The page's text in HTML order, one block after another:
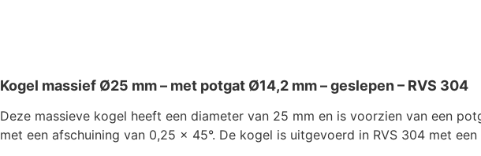
Kogel massief Ø25 mm – met potgat Ø14,2 mm – geslepen – RVS 304
Deze massieve kogel heeft een diameter van 25 mm en is voorzien van een
met een afschuining van 0,25 x 45°. De kogel is uitgevoerd in RVS 304 met